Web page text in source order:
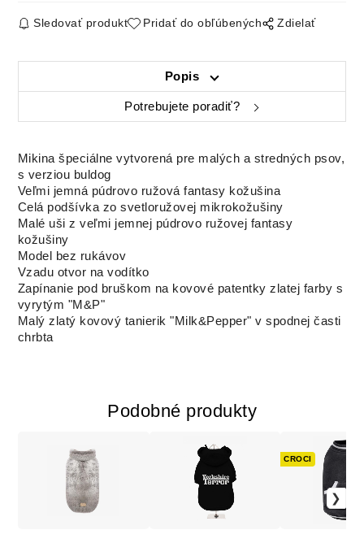
Sledovať produkt Pridať do obľúbených Zdielať
Popis
Potrebujete poradiť?
Mikina špeciálne vytvorená pre malých a stredných psov,
s verziou buldog
Veľmi jemná púdrovo ružová fantasy kožušina
Celá podšívka zo svetloružovej mikrokožušiny
Malé uši z veľmi jemnej púdrovo ružovej fantasy
kožušiny
Model bez rukávov
Vzadu otvor na vodítko
Zapínanie pod bruškom na kovové patentky zlatej farby s
vyrytým "M&P"
Malý zlatý kovový tanierik "Milk&Pepper" v spodnej časti
chrbta
Podobné produkty
CROCI